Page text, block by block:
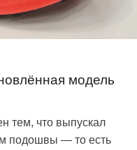
модель
тем, что выпускал
подошвы — то есть